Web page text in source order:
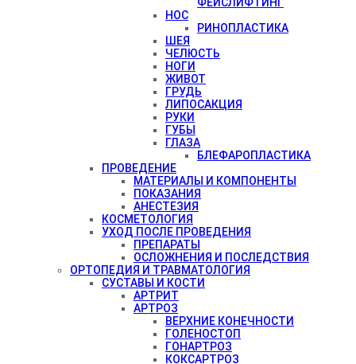
НОС
РИНОПЛАСТИКА
ШЕЯ
ЧЕЛЮСТЬ
НОГИ
ЖИВОТ
ГРУДЬ
ЛИПОСАКЦИЯ
РУКИ
ГУБЫ
ГЛАЗА
БЛЕФАРОПЛАСТИКА
ПРОВЕДЕНИЕ
МАТЕРИАЛЫ И КОМПОНЕНТЫ
ПОКАЗАНИЯ
АНЕСТЕЗИЯ
КОСМЕТОЛОГИЯ
УХОД ПОСЛЕ ПРОВЕДЕНИЯ
ПРЕПАРАТЫ
ОСЛОЖНЕНИЯ И ПОСЛЕДСТВИЯ
ОРТОПЕДИЯ И ТРАВМАТОЛОГИЯ
СУСТАВЫ И КОСТИ
АРТРИТ
АРТРОЗ
ВЕРХНИЕ КОНЕЧНОСТИ
ГОЛЕНОСТОП
ГОНАРТРОЗ
КОКСАРТРОЗ